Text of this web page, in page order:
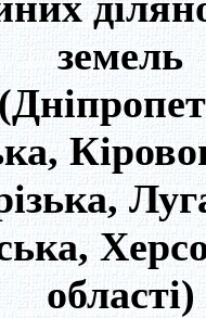
земель
області)